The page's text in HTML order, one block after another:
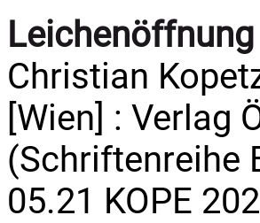
Christian
[Wien] : Verlag
(Schriftenreihe
05.21 KOPE